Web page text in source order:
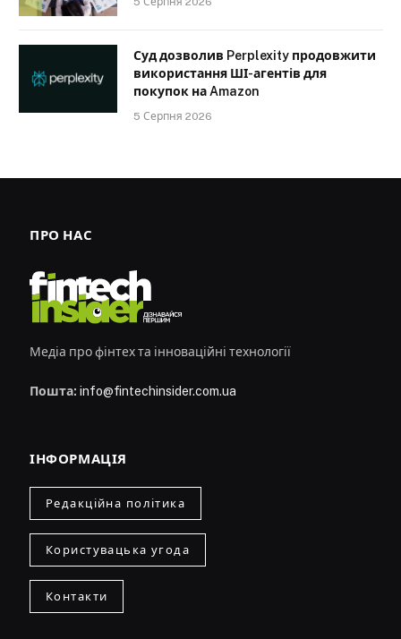
Суд дозволив Perplexity продовжити
використання ШІ-агентів для
покупок на Amazon
5 Серпня 2026
ПРО НАС
Медіа про фінтех та інноваційні технології
Пошта: info@fintechinsider.com.ua
ІНФОРМАЦІЯ
Редакційна політика
Користувацька угода
Контакти